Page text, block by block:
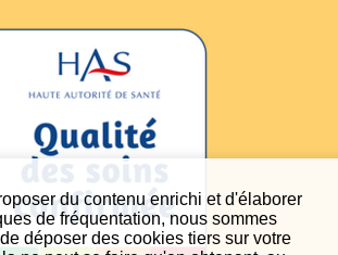
du contenu enrichi et d'élaborer
de fréquentation, nous sommes
déposer des cookies tiers sur votre